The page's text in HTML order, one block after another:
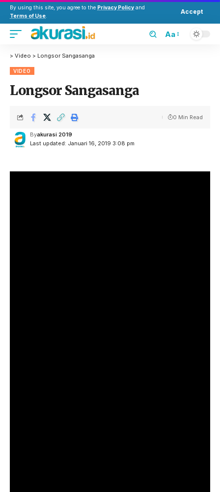
By using this site, you agree to the Privacy Policy and
Terms of Use.
Accept
Aa
> Video > Longsor Sangasanga
VIDEO
Longsor Sangasanga
Last updated: Januari 16, 2019 3:08 pm
Byakurasi 2019
0 Min Read